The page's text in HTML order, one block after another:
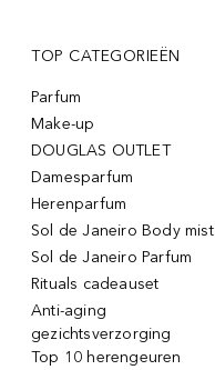
TOP CATEGORIEËN
Parfum
Make-up
DOUGLAS OUTLET
Damesparfum
Herenparfum
Sol de Janeiro Body mist
Sol de Janeiro Parfum
Rituals cadeauset
Anti-aging
gezichtsverzorging
Top 10 herengeuren